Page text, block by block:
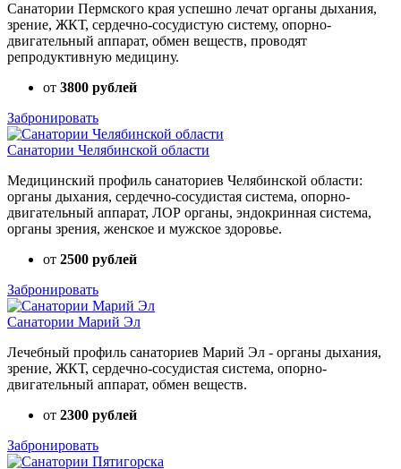
Санатории Пермского края успешно лечат органы дыхания,
зрение, ЖКТ, сердечно-сосудистую систему, опорно-
двигательный аппарат, обмен веществ, проводят
репродуктивную медицину.
от 3800 рублей
Забронировать
Санатории Челябинской области
Медицинский профиль санаториев Челябинской области:
органы дыхания, сердечно-сосудистая система, опорно-
двигательный аппарат, ЛОР органы, эндокринная система,
органы зрения, женское и мужское здоровье.
от 2500 рублей
Забронировать
Санатории Марий Эл
Лечебный профиль санаториев Марий Эл - органы дыхания,
зрение, ЖКТ, сердечно-сосудистая система, опорно-
двигательный аппарат, обмен веществ.
от 2300 рублей
Забронировать